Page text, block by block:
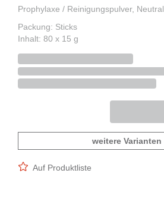
Prophylaxe / Reinigungspulver, Neutral
Packung: Sticks
Inhalt: 80 x 15 g
weitere Varianten
Auf Produktliste